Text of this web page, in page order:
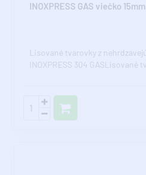
INOXPRESS GAS viečko 15mm
Lisované tvarovky z
INOXPRESS 304 GASLisované